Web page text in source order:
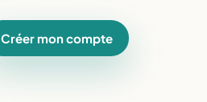
Créer mon compte